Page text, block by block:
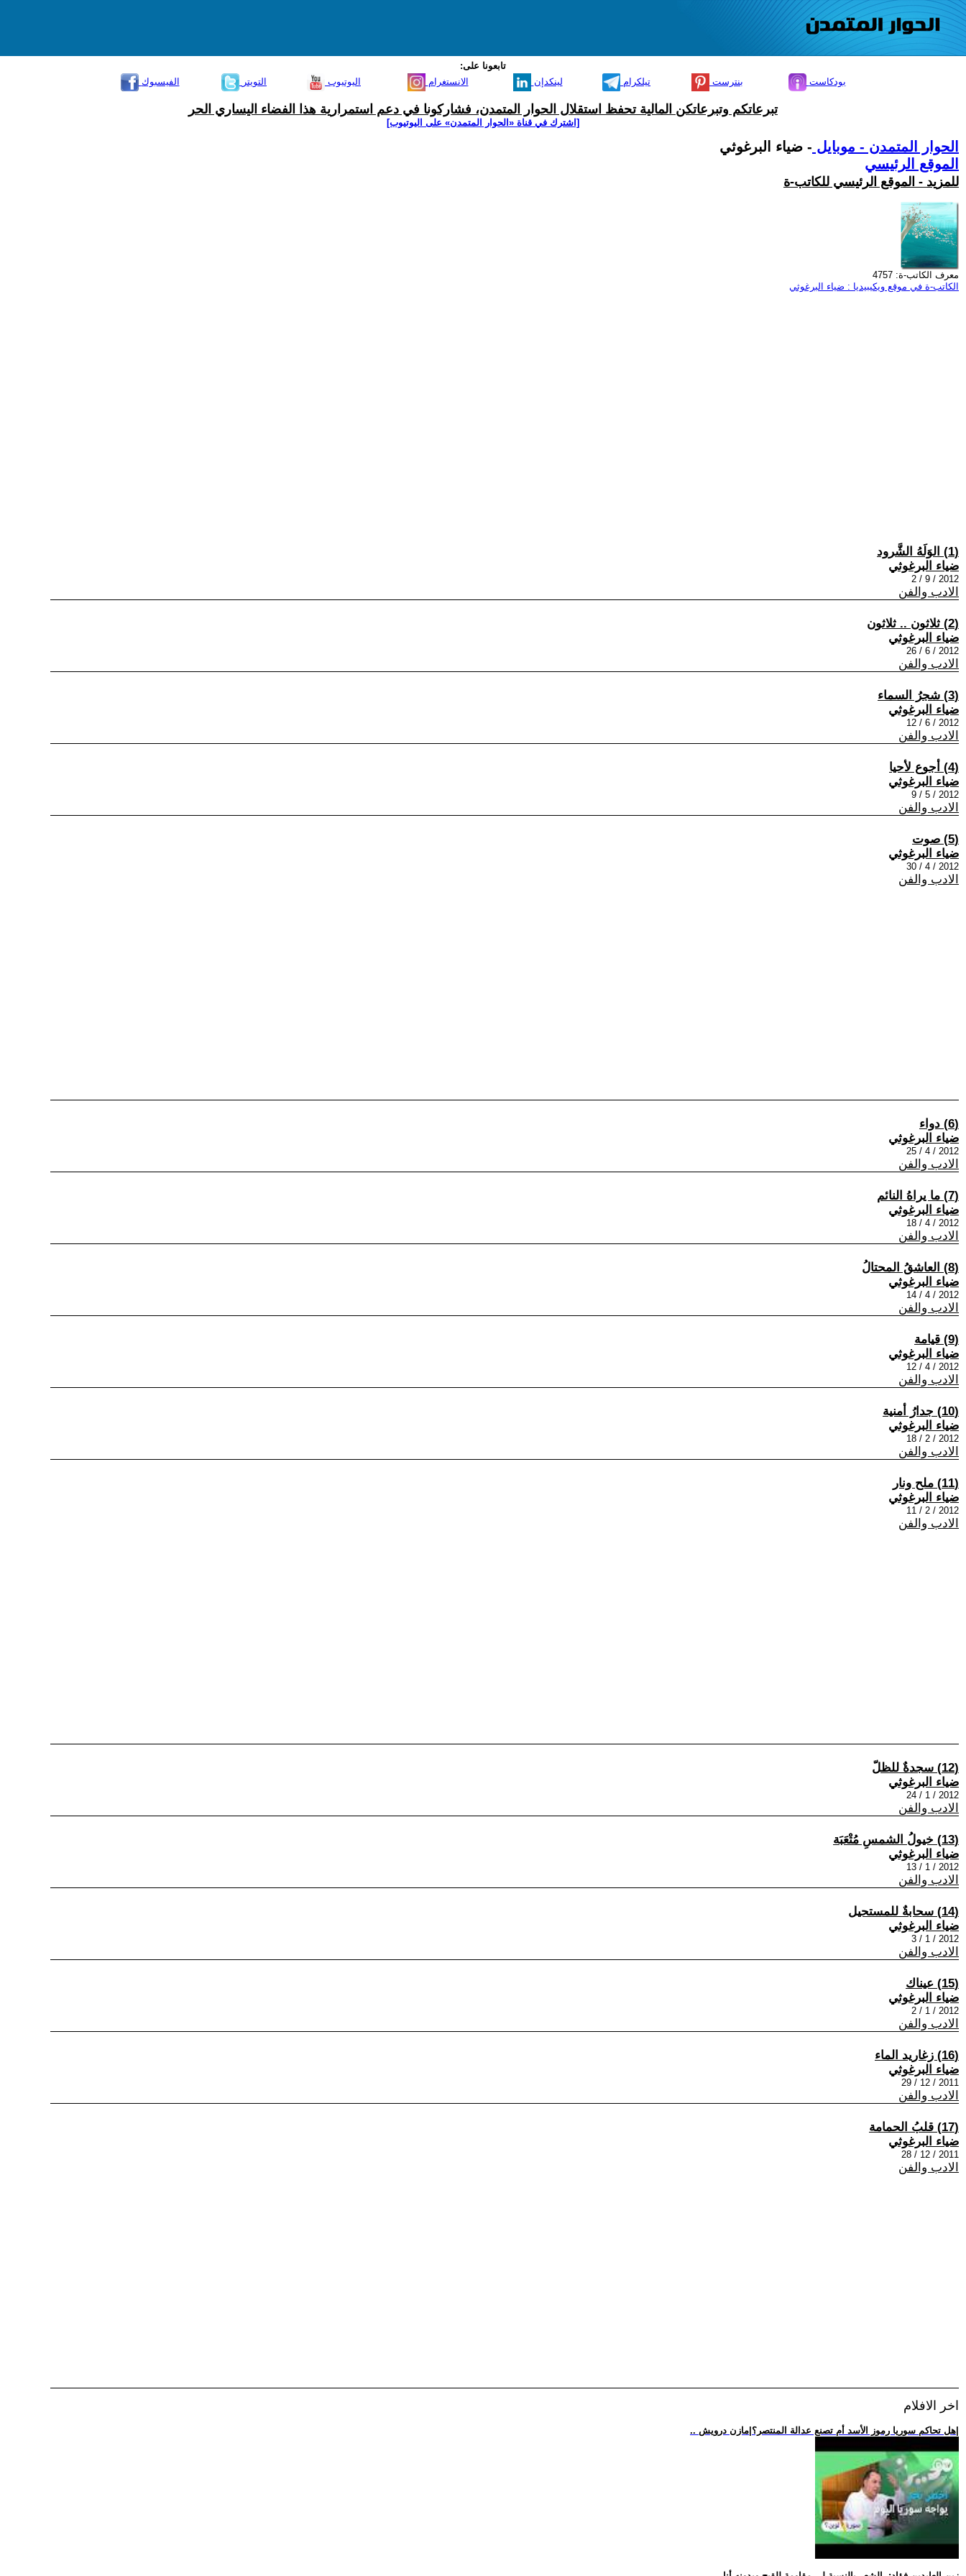
تابعونا على:
الفيسبوك
التويتر اليوتيوب الانستغرام لينكدإن تيلكرام بنترست بودكاست
تبرعاتكم وتبرعاتكن المالية تحفظ استقلال الحوار المتمدن، فشاركونا في دعم استمرارية هذا الفضاء اليساري الحر
[اشترك في قناة ‫«الحوار المتمدن» على اليوتيوب]
الحوار المتمدن - موبايل - ضياء البرغوثي
الموقع الرئيسي
للمزيد - الموقع الرئيسي للكاتب-ة
معرف الكاتب-ة: 4757
الكاتب-ة في موقع ويكيبيديا : ضياء البرغوثي
(1) الوَلَهُ الشَّرود
ضياء البرغوثي
2012 / 9 / 2
الادب والفن
(2) ثلاثون .. ثلاثون
ضياء البرغوثي
2012 / 6 / 26
الادب والفن
(3) شجرُ السماء
ضياء البرغوثي
2012 / 6 / 12
الادب والفن
(4) أجوع لأحيا
ضياء البرغوثي
2012 / 5 / 9
الادب والفن
(5) صوت
ضياء البرغوثي
2012 / 4 / 30
الادب والفن
(6) دواء
ضياء البرغوثي
2012 / 4 / 25
الادب والفن
(7) ما يراهُ النائم
ضياء البرغوثي
2012 / 4 / 18
الادب والفن
(8) العاشقُ المحتالُ
ضياء البرغوثي
2012 / 4 / 14
الادب والفن
(9) قيامة
ضياء البرغوثي
2012 / 4 / 12
الادب والفن
(10) جدارُ أمنية
ضياء البرغوثي
2012 / 2 / 18
الادب والفن
(11) ملح ونار
ضياء البرغوثي
2012 / 2 / 11
الادب والفن
(12) سجدةٌ للظلّ
ضياء البرغوثي
2012 / 1 / 24
الادب والفن
(13) خيولُ الشمسِ مُتْعَبَة
ضياء البرغوثي
2012 / 1 / 13
الادب والفن
(14) سحابةٌ للمستحيل
ضياء البرغوثي
2012 / 1 / 3
الادب والفن
(15) عيناك
ضياء البرغوثي
2012 / 1 / 2
الادب والفن
(16) زغاريد الماء
ضياء البرغوثي
2011 / 12 / 29
الادب والفن
(17) قلبُ الحمامة
ضياء البرغوثي
2011 / 12 / 28
الادب والفن
اخر الافلام